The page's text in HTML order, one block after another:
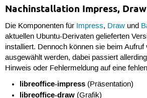
Nachinstallation Impress,
Die Komponenten für Impress, Drawund
aktuellen Ubuntu-Derivaten gelieferten
installiert. Dennoch können sie beim Aufruf
ausgewählt werden, dabei passiert
Hinweis oder Fehlermeldung auf eine
libreoffice-impress (Präsentation)
libreoffice-draw (Grafik)